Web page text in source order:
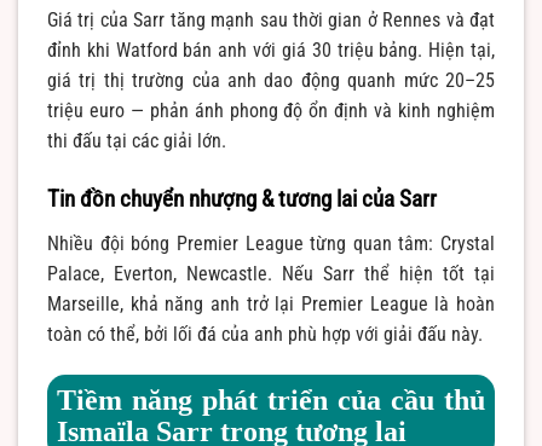
Giá trị của Sarr tăng mạnh sau thời gian ở Rennes và đạt
đỉnh khi Watford bán anh với giá 30 triệu bảng. Hiện tại,
giá trị thị trường của anh dao động quanh mức 20–25
triệu euro — phản ánh phong độ ổn định và kinh nghiệm
thi đấu tại các giải lớn.
Tin đồn chuyển nhượng & tương lai của Sarr
Nhiều đội bóng Premier League từng quan tâm: Crystal
Palace, Everton, Newcastle. Nếu Sarr thể hiện tốt tại
Marseille, khả năng anh trở lại Premier League là hoàn
toàn có thể, bởi lối đá của anh phù hợp với giải đấu này.
Tiềm năng phát triển của cầu thủ
Ismaïla Sarr trong tương lai